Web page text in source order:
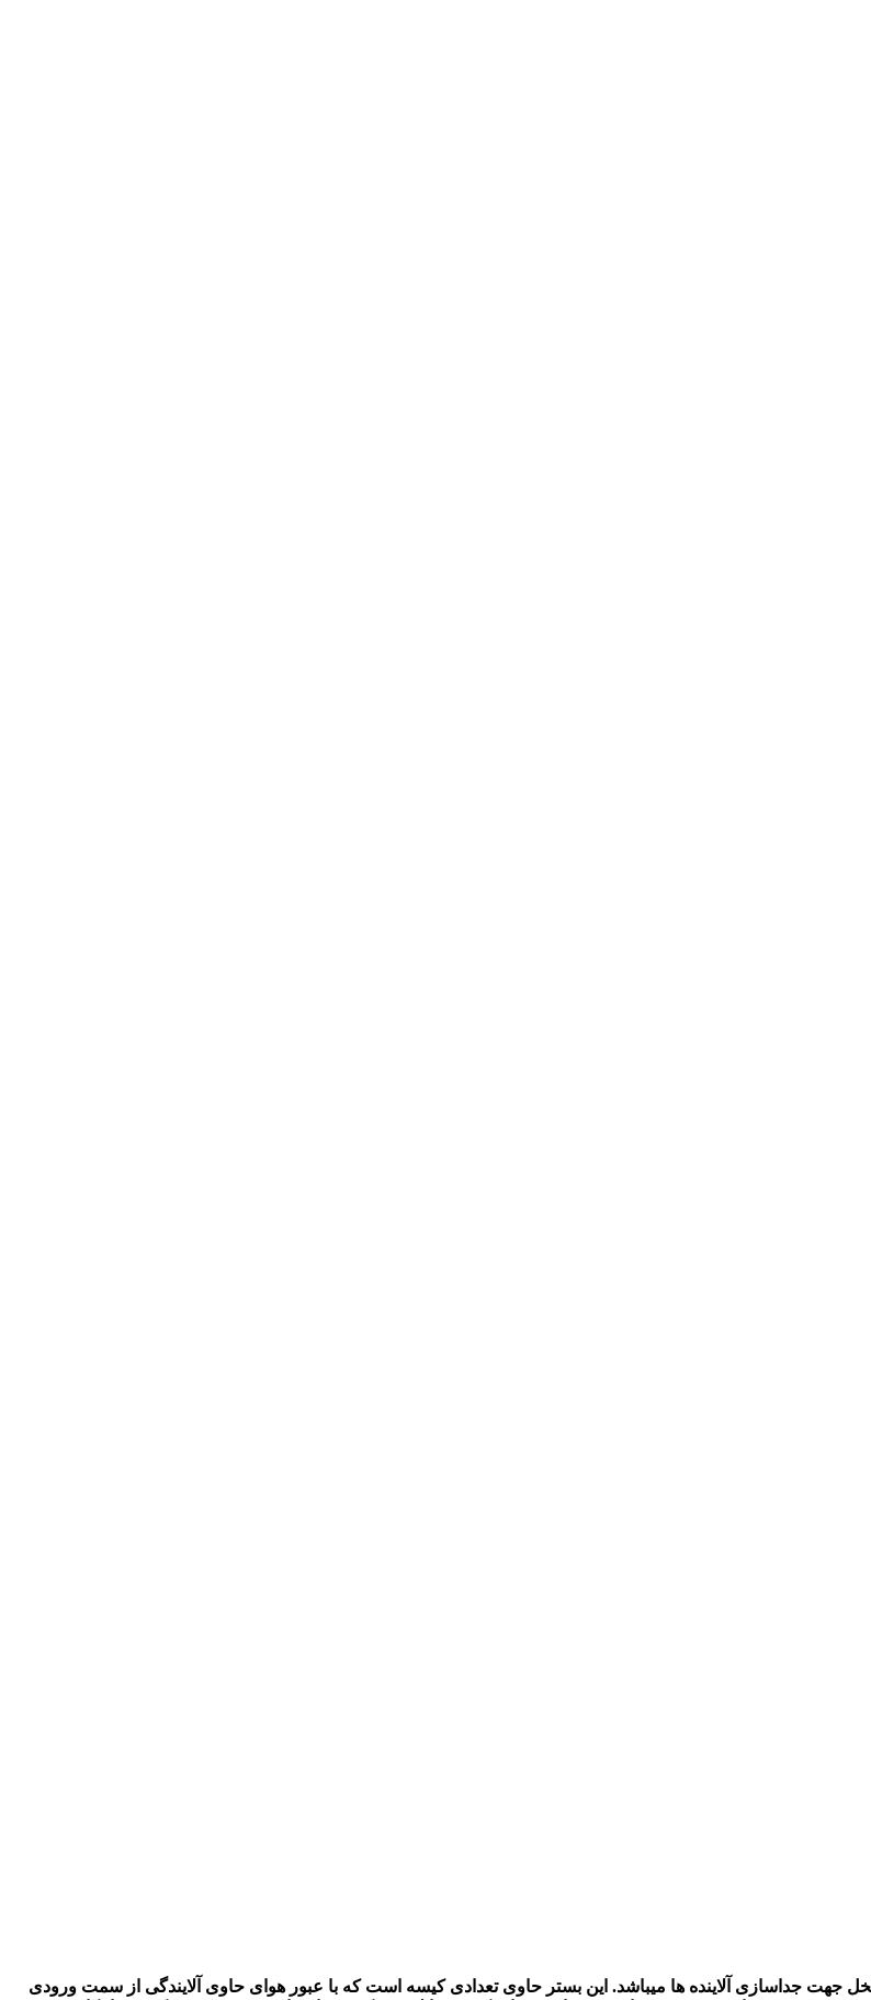
جهت جداسازی آلاینده ها میباشد. این بستر حاوی تعدادی کیسه است که با عبور هوای حاوی آلایندگی از سمت ورودی